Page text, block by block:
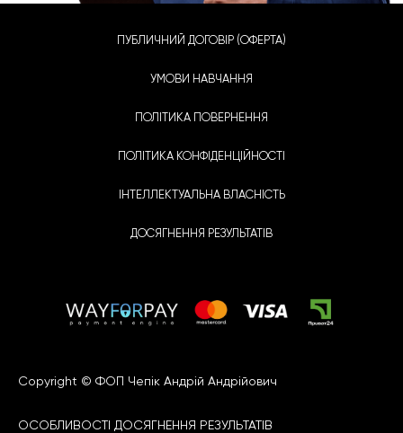
ПУБЛИЧНИЙ ДОГОВІР (ОФЕРТА)
УМОВИ НАВЧАННЯ
ПОЛІТИКА ПОВЕРНЕННЯ
ПОЛІТИКА КОНФІДЕНЦІЙНОСТІ
ІНТЕЛЛЕКТУАЛЬНА ВЛАСНІСТЬ
ДОСЯГНЕННЯ РЕЗУЛЬТАТІВ
Copyright © ФОП Чепік Андрій Андрійович
ОСОБЛИВОСТІ ДОСЯГНЕННЯ РЕЗУЛЬТАТІВ